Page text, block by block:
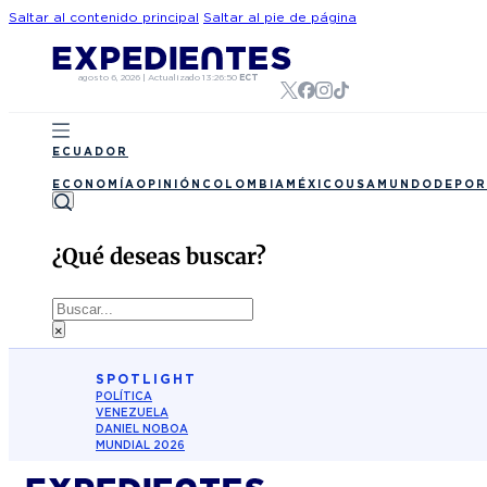
Saltar al contenido principal Saltar al pie de página
agosto 6, 2026 | Actualizado 13:26:50 ECT
ECUADOR
ECONOMÍA OPINIÓN COLOMBIA MÉXICO USA MUNDO
¿Qué deseas buscar?
Buscar
×
SPOTLIGHT
POLÍTICA
VENEZUELA
DANIEL NOBOA
MUNDIAL 2026